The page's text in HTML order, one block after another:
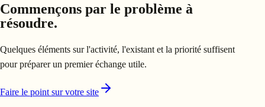
Commençons par le problème à
résoudre.
Quelques éléments sur l'activité, l'existant et la priorité suffisent
pour préparer un premier échange utile.
Faire le point sur votre site